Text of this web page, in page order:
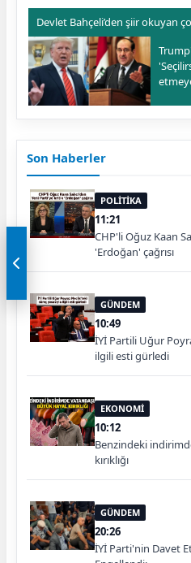
Devlet Bahçeli’den şiir okuyan
Son Haberler
POLİTİKA
11:21
CHP'li Oğuz Kaan
'Erdoğan' çağrısı
GÜNDEM
10:49
İYİ Partili Uğur
ilgili esti gürledi
EKONOMİ
10:12
Benzindeki
kırıklığı
GÜNDEM
20:26
İYİ Parti'nin Davet